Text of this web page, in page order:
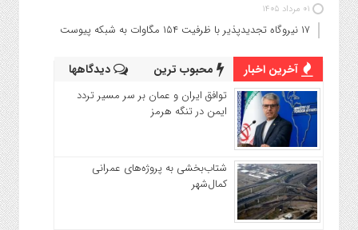
۰۱ مرداد ۱۴۰۵
۱۷ نیروگاه تجدیدپذیر با ظرفیت ۱۵۴ مگاوات به شبکه پیوست
آخرین اخبار محبوب ترین دیدگاهها
توافق ایران و عمان بر سر مسیر تردد
ایمن در تنگه هرمز
شتاب‌بخشی به پروژه‌های عمرانی
کمال‌شهر